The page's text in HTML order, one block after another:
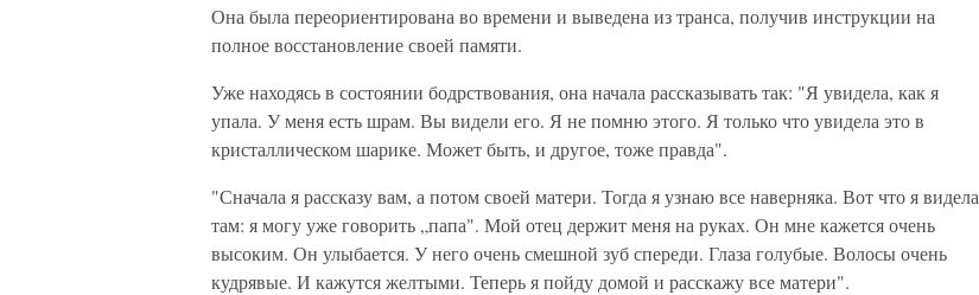
Она была переориентирована во времени и выведена из транса, получив инструкции на
полное восстановление своей памяти.
Уже находясь в состоянии бодрствования, она начала рассказывать так: "Я увидела, как я
упала. У меня есть шрам. Вы видели его. Я не помню этого. Я только что увидела это в
кристаллическом шарике. Может быть, и другое, тоже правда".
"Сначала я рассказу вам, а потом своей матери. Тогда я узнаю все наверняка. Вот что я видела
там: я могу уже говорить „папа". Мой отец держит меня на руках. Он мне кажется очень
высоким. Он улыбается. У него очень смешной зуб спереди. Глаза голубые. Волосы очень
кудрявые. И кажутся желтыми. Теперь я пойду домой и расскажу все матери".